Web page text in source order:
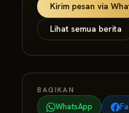
Kirim pesan via
Lihat semua berita
BAGIKAN
WhatsApp